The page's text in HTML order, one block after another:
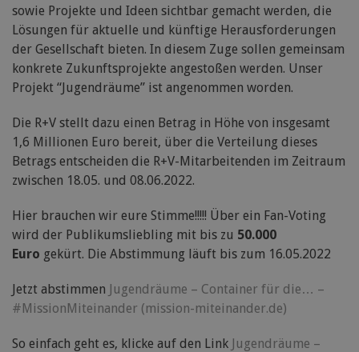
sowie Projekte und Ideen sichtbar gemacht werden, die
Lösungen für aktuelle und künftige Herausforderungen
der Gesellschaft bieten. In diesem Zuge sollen gemeinsam
konkrete Zukunftsprojekte angestoßen werden. Unser
Projekt “Jugendräume” ist angenommen worden.
Die R+V stellt dazu einen Betrag in Höhe von insgesamt
1,6 Millionen Euro bereit, über die Verteilung dieses
Betrags entscheiden die R+V-Mitarbeitenden im Zeitraum
zwischen 18.05. und 08.06.2022.
Hier brauchen wir eure Stimme!!!!! Über ein Fan-Voting
wird der Publikumsliebling mit bis zu 50.000
Euro gekürt. Die Abstimmung läuft bis zum 16.05.2022
Jetzt abstimmen Jugendräume – Container für die… –
#MissionMiteinander (mission-miteinander.de)
So einfach geht es, klicke auf den Link Jugendräume –